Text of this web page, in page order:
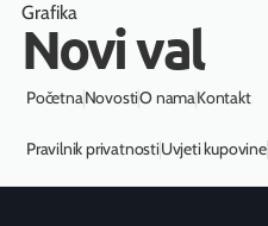
Grafika
Novi val
PočetnaNovostiO namaKontakt
Pravilnik privatnostiUvjeti kupovine